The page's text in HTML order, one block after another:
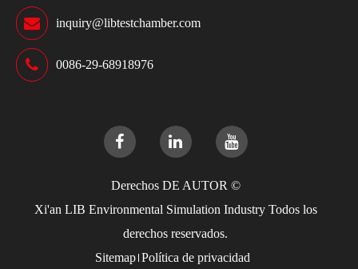
inquiry@libtestchamber.com
0086-29-68918976
Derechos DE AUTOR ©
Xi'an LIB Environmental Simulation IndustryTodos los
derechos reservados.
Sitemap Política de privacidad